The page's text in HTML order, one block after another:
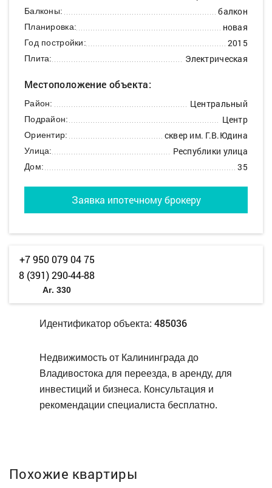
Балконы: балкон
Планировка: новая
Год постройки: 2015
Плита: Электрическая
Местоположение объекта:
Район: Центральный
Подрайон: Центр
Ориентир: сквер им. Г.В.Юдина
Улица: Республики улица
Дом: 35
Заявка ипотечному брокеру
+7 950 079 04 75
8 (391) 290-44-88
Аг. 330
Идентификатор объекта: 485036
Недвижимость от Калининграда до
Владивостока для переезда, в аренду, для
инвестиций и бизнеса. Консультация и
рекомендации специалиста бесплатно.
Похожие квартиры